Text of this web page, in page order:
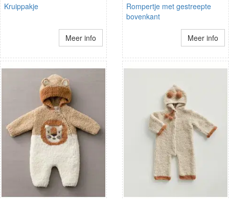
Kruippakje
Meer info
Rompertje met gestreepte
bovenkant
Meer info